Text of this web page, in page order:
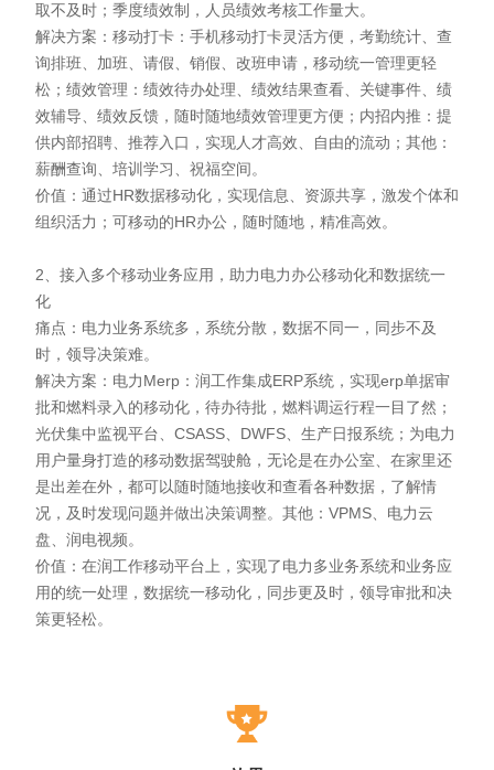
取不及时；季度绩效制，人员绩效考核工作量大。
解决方案：移动打卡：手机移动打卡灵活方便，考勤统计、查
询排班、加班、请假、销假、改班申请，移动统一管理更轻
松；绩效管理：绩效待办处理、绩效结果查看、关键事件、绩
效辅导、绩效反馈，随时随地绩效管理更方便；内招内推：提
供内部招聘、推荐入口，实现人才高效、自由的流动；其他：
薪酬查询、培训学习、祝福空间。
价值：通过HR数据移动化，实现信息、资源共享，激发个体和
组织活力；可移动的HR办公，随时随地，精准高效。
2、接入多个移动业务应用，助力电力办公移动化和数据统一
化
痛点：电力业务系统多，系统分散，数据不同一，同步不及
时，领导决策难。
解决方案：电力Merp：润工作集成ERP系统，实现erp单据审
批和燃料录入的移动化，待办待批，燃料调运行程一目了然；
光伏集中监视平台、CSASS、DWFS、生产日报系统；为电力
用户量身打造的移动数据驾驶舱，无论是在办公室、在家里还
是出差在外，都可以随时随地接收和查看各种数据，了解情
况，及时发现问题并做出决策调整。其他：VPMS、电力云
盘、润电视频。
价值：在润工作移动平台上，实现了电力多业务系统和业务应
用的统一处理，数据统一移动化，同步更及时，领导审批和决
策更轻松。